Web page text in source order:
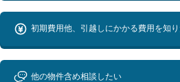
初期費用他、引越しにかかる費用を知
他の物件含め相談したい